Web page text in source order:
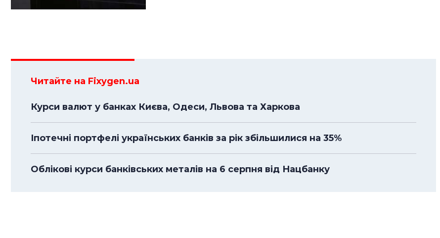
Читайте на Fixygen.ua
Курси валют у банках Києва, Одеси, Львова та Харкова
Іпотечні портфелі українських банків за рік збільшилися на 35%
Облікові курси банківських металів на 6 серпня від Нацбанку